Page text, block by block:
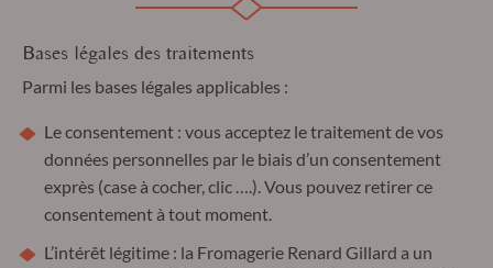
Bases légales des traitements
Parmi les bases légales applicables :
Le consentement : vous acceptez le traitement de vos
données personnelles par le biais d’un consentement
exprès (case à cocher, clic ….). Vous pouvez retirer ce
consentement à tout moment.
L’intérêt légitime : la Fromagerie Renard Gillard a un